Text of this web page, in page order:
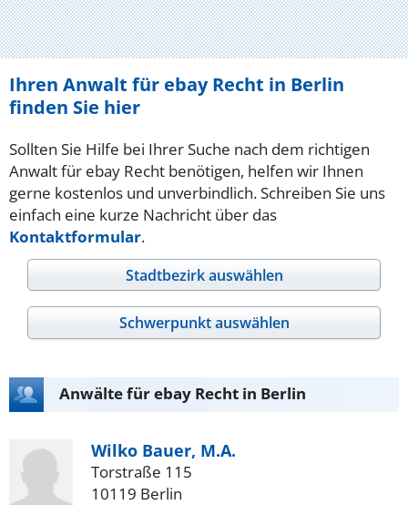
Ihren Anwalt für ebay Recht in Berlin
finden Sie hier
Sollten Sie Hilfe bei Ihrer Suche nach dem richtigen
Anwalt für ebay Recht benötigen, helfen wir Ihnen
gerne kostenlos und unverbindlich. Schreiben Sie uns
einfach eine kurze Nachricht über das
Kontaktformular.
Stadtbezirk auswählen
Schwerpunkt auswählen
Anwälte für ebay Recht in Berlin
Wilko Bauer, M.A.
Torstraße 115
10119 Berlin